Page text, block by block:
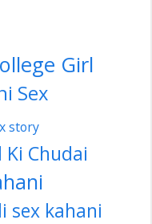
Girl
Sex
story
Ki Chudai
sex kahani